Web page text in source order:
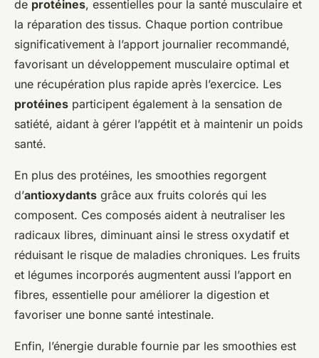
de protéines, essentielles pour la santé musculaire et
la réparation des tissus. Chaque portion contribue
significativement à l’apport journalier recommandé,
favorisant un développement musculaire optimal et
une récupération plus rapide après l’exercice. Les
protéines participent également à la sensation de
satiété, aidant à gérer l’appétit et à maintenir un poids
santé.
En plus des protéines, les smoothies regorgent
d’antioxydants grâce aux fruits colorés qui les
composent. Ces composés aident à neutraliser les
radicaux libres, diminuant ainsi le stress oxydatif et
réduisant le risque de maladies chroniques. Les fruits
et légumes incorporés augmentent aussi l’apport en
fibres, essentielle pour améliorer la digestion et
favoriser une bonne santé intestinale.
Enfin, l’énergie durable fournie par les smoothies est